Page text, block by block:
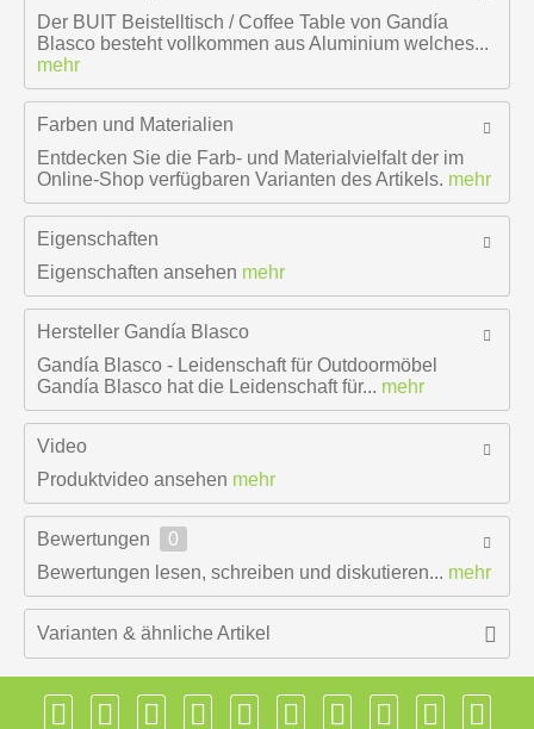
Der BUIT Beistelltisch / Coffee Table von Gandía
Blasco besteht vollkommen aus Aluminium welches...
mehr
Farben und Materialien
Entdecken Sie die Farb- und Materialvielfalt der im
Online-Shop verfügbaren Varianten des Artikels. mehr
Eigenschaften
Eigenschaften ansehen mehr
Hersteller Gandía Blasco
Gandía Blasco - Leidenschaft für Outdoormöbel
Gandía Blasco hat die Leidenschaft für... mehr
Video
Produktvideo ansehen mehr
Bewertungen
0
Bewertungen lesen, schreiben und diskutieren... mehr
Varianten & ähnliche Artikel